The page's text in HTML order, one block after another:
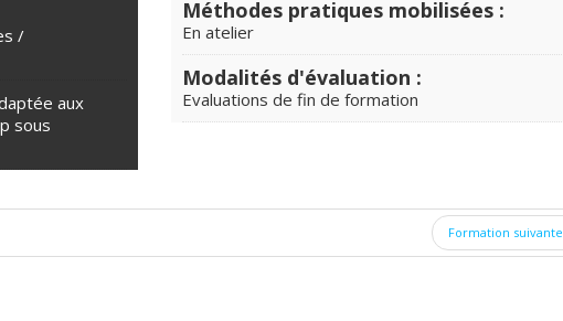
/
aux
sous
Méthodes pratiques mobilisées :
En atelier
Modalités d'évaluation :
Evaluations de fin de formation
Formation suivante